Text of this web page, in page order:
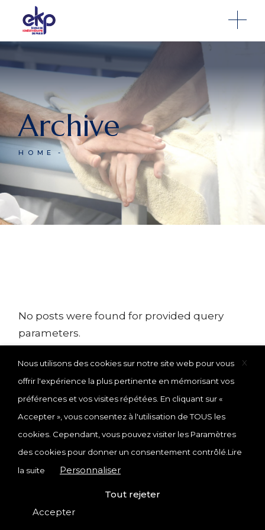
Archive
HOME
No posts were found for provided query
parameters.
© 2025 EKP
CONTACT
POLITIQUE DE CONFIDENTIALITÉ
MENTIONS LÉGALES
X
Nous utilisons des cookies sur notre site web pour vous
offrir l'expérience la plus pertinente en mémorisant vos
préférences et vos visites répétées. En cliquant sur «
Accepter », vous consentez à l'utilisation de TOUS les
cookies. Cependant, vous pouvez visiter les Paramètres
des cookies pour donner un consentement contrôlé. Lire
la suite
Personnaliser
Tout rejeter
Accepter